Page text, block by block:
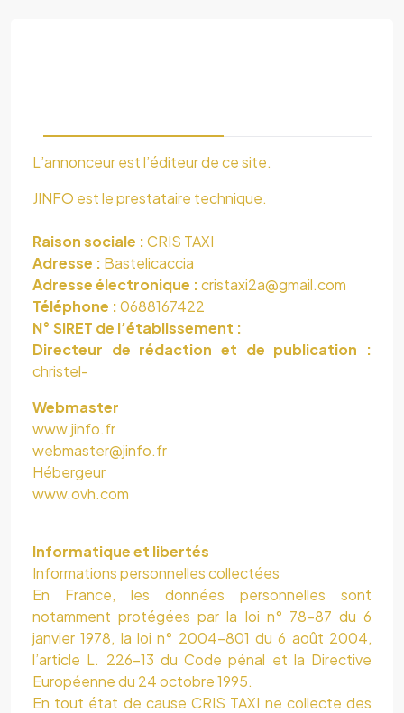
L’annonceur est l’éditeur de ce site.
JINFO est le prestataire technique.
Raison sociale :CRIS TAXI
Adresse : Bastelicaccia
Adresse électronique :cristaxi2a@gmail.com
Téléphone :0688167422
N° SIRET de l’établissement :
Directeur de rédaction et de publication :
christel-
Webmaster
www.jinfo.fr
webmaster@jinfo.fr
Hébergeur
www.ovh.com
Informatique et libertés
Informations personnelles collectées
En France, les données personnelles sont
notamment protégées par la loi n° 78-87 du 6
janvier 1978, la loi n° 2004-801 du 6 août 2004,
l’article L. 226-13 du Code pénal et la Directive
Européenne du 24 octobre 1995.
En tout état de cause CRIS TAXI ne collecte des